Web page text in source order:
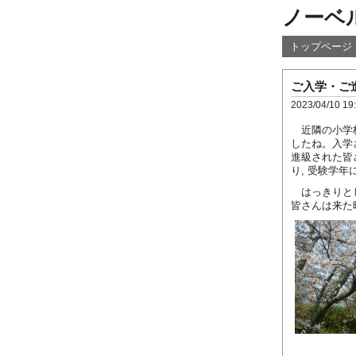
ノーベ
トップページ
ご入学・ご
2023/04/10
近隣の小学
したね。入
進級された皆
り, 受験学年
はっきりと
皆さんは来